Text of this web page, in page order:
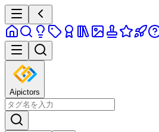
Aipictors